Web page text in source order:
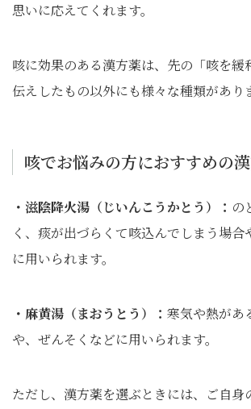
思いに応えてくれます。
咳に効果のある漢方薬は、先の「咳を緩
伝えしたもの以外にも様々な種類があり
咳でお悩みの方におすすめの
・滋陰降火湯（じいんこうかとう）： の
く、痰が出づらくて咳込んでしまう場合
に用いられます。
・麻黄湯（まおうとう）： 寒気や熱があ
や、ぜんそくなどに用いられます。
ただし、漢方薬を選ぶときには、ご自身